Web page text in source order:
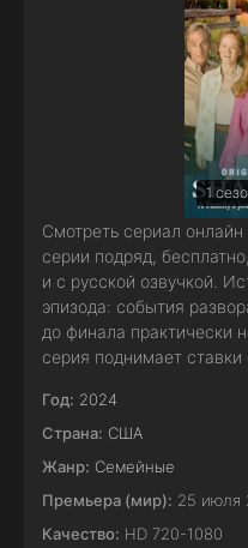
1
Смотреть сериал
серии подряд,
и с русской озвучкой.
эпизода: события
до финала практически
серия поднимает
Год: 2024
Страна: США
Жанр: Семейные
Премьера (мир): 25 июля
Качество: HD 720-1080